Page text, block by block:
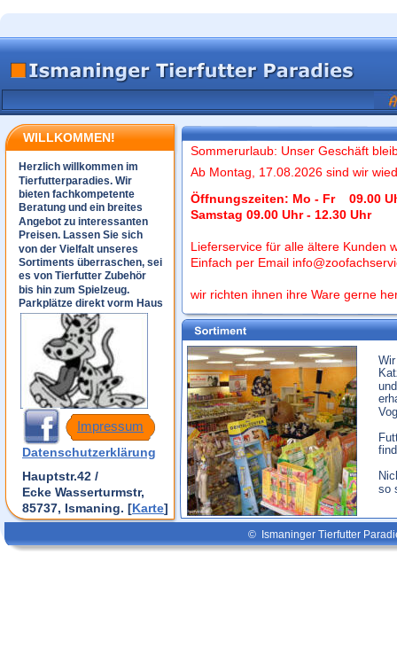
©  Ismaninger Tierfutter
Sommerurlaub: Unser Geschäft
Ab Montag, 17.08.2026 sind wir
Öffnungszeiten: Mo - Fr    09.00
Samstag 09.00 Uhr - 12.30 Uhr
Lieferservice für alle ältere Kunden
Einfach per Email
wir richten ihnen ihre Ware gerne
WILLKOMMEN!
Herzlich willkommen im
Tierfutterparadies. Wir
bieten fachkompetente
Beratung und ein breites
Angebot zu interessanten
Preisen. Lassen Sie sich
von der Vielfalt unseres
Sortiments überraschen, sei
es von Tierfutter Zubehör
bis hin zum Spielzeug.
Parkplätze direkt vorm Haus
labore ut dolore
commmmmmmmmodo. Ad
Impressum
so
Datenschutzerklärung
Hauptstr.42 /
Ecke Wasserturmstr,
85737, Ismaning. [Karte]